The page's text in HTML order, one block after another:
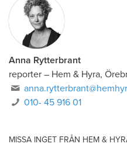
Anna Rytterbrant
reporter – Hem & Hyra,
010- 45 916 01
MISSA INGET FRÅN HEM &